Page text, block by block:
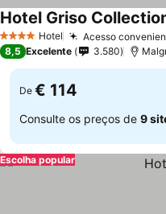
4 EstrelasHotel Acesso
Hotel Griso
8,5 Excelente 3.580
De € 114
Consulte os preços de 9
Escolha popular